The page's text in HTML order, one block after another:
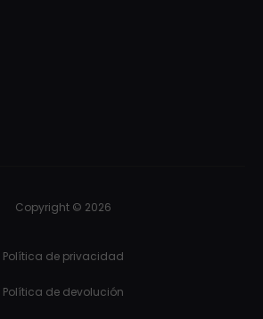
Copyright © 2026
Política de privacidad
Política de devolución